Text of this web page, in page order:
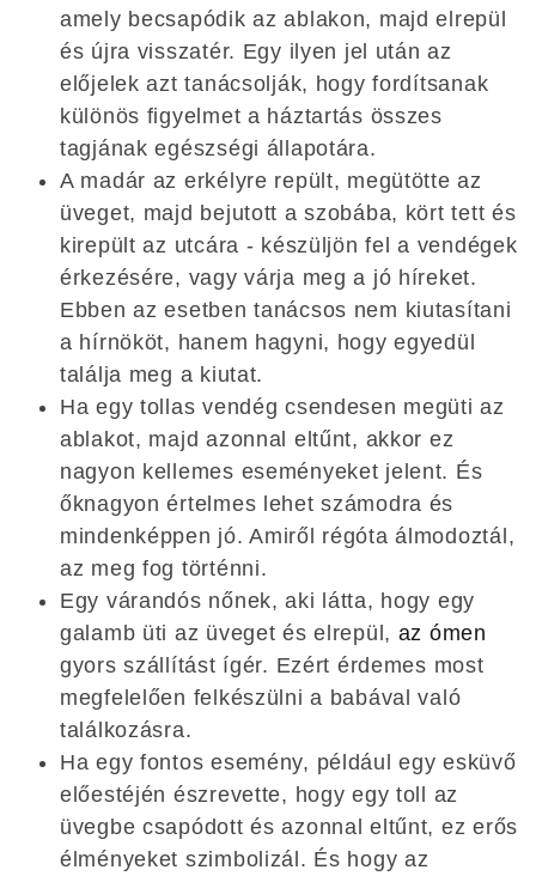
amely becsapódik az ablakon, majd elrepül
és újra visszatér. Egy ilyen jel után az
előjelek azt tanácsolják, hogy fordítsanak
különös figyelmet a háztartás összes
tagjának egészségi állapotára.
A madár az erkélyre repült, megütötte az
üveget, majd bejutott a szobába, kört tett és
kirepült az utcára - készüljön fel a vendégek
érkezésére, vagy várja meg a jó híreket.
Ebben az esetben tanácsos nem kiutasítani
a hírnököt, hanem hagyni, hogy egyedül
találja meg a kiutat.
Ha egy tollas vendég csendesen megüti az
ablakot, majd azonnal eltűnt, akkor ez
nagyon kellemes eseményeket jelent. És
őknagyon értelmes lehet számodra és
mindenképpen jó. Amiről régóta álmodoztál,
az meg fog történni.
Egy várandós nőnek, aki látta, hogy egy
galamb üti az üveget és elrepül, az ómen
gyors szállítást ígér. Ezért érdemes most
megfelelően felkészülni a babával való
találkozásra.
Ha egy fontos esemény, például egy esküvő
előestéjén észrevette, hogy egy toll az
üvegbe csapódott és azonnal eltűnt, ez erős
élményeket szimbolizál. És hogy az